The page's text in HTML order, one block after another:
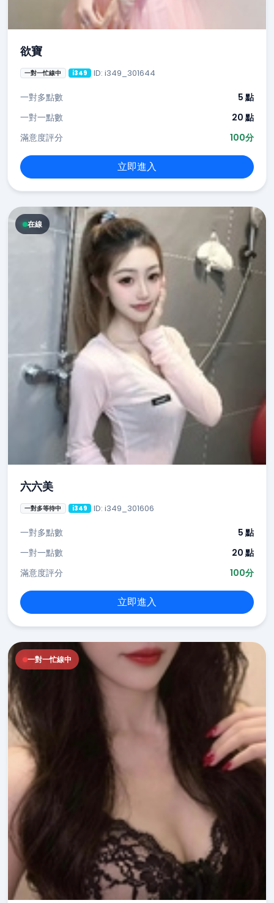
欲寶
一對一忙線中 i349 ID: i349_301644
一對多點數
5 點
一對一點數
20 點
滿意度評分
100分
立即進入
在線
六六美
一對多等待中 i349 ID: i349_301606
一對多點數
5 點
一對一點數
20 點
滿意度評分
100分
立即進入
一對一忙線中